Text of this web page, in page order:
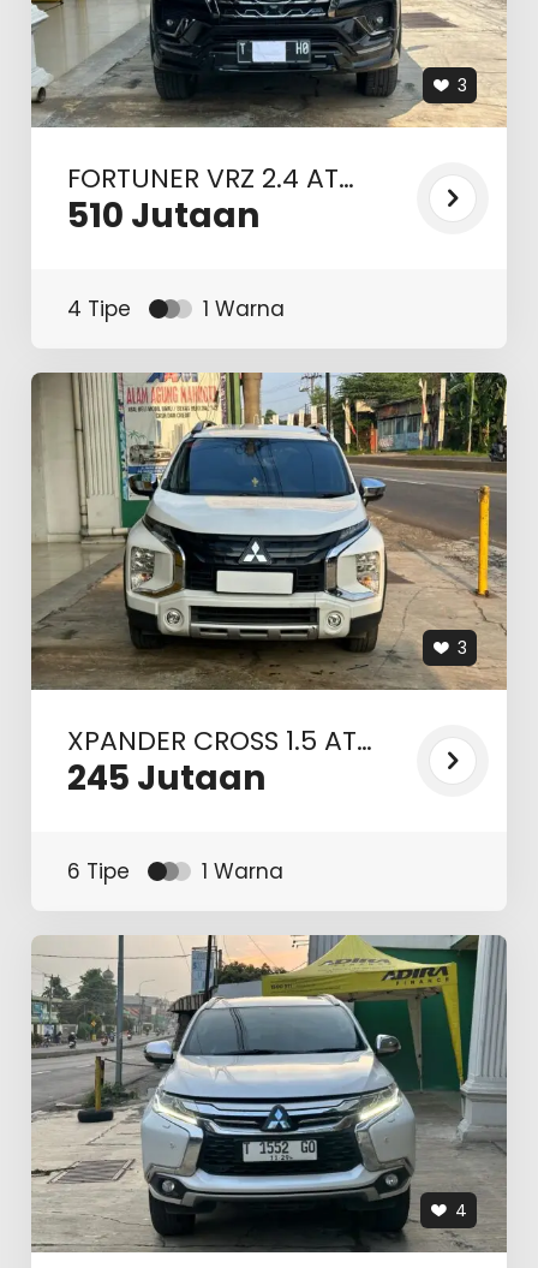
FORTUNER VRZ 2.4 AT
2022
510 Jutaan
3
4 Tipe 1 Warna
XPANDER CROSS 1.5 AT
2021 B 1512 HFI
245 Jutaan
3
6 Tipe 1 Warna
4